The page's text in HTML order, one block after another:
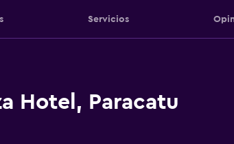
Servicios
Hotel, Paracatu